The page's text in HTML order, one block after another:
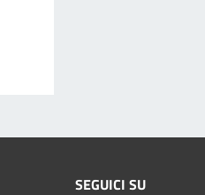
SEGUICI SU